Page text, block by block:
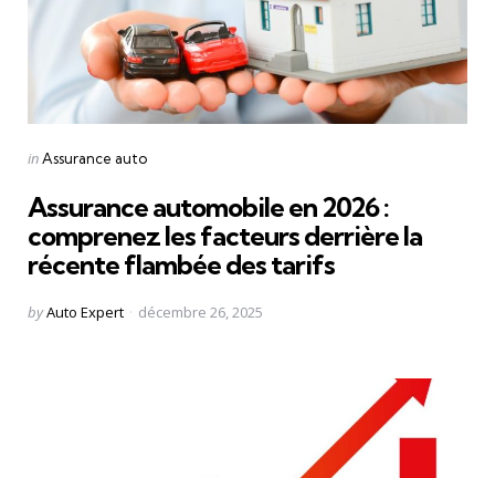
Categories
Posted
inAssurance auto
Assurance automobile en 2026 :
comprenez les facteurs derrière la
récente flambée des tarifs
Posted
byAuto Expert décembre 26, 2025